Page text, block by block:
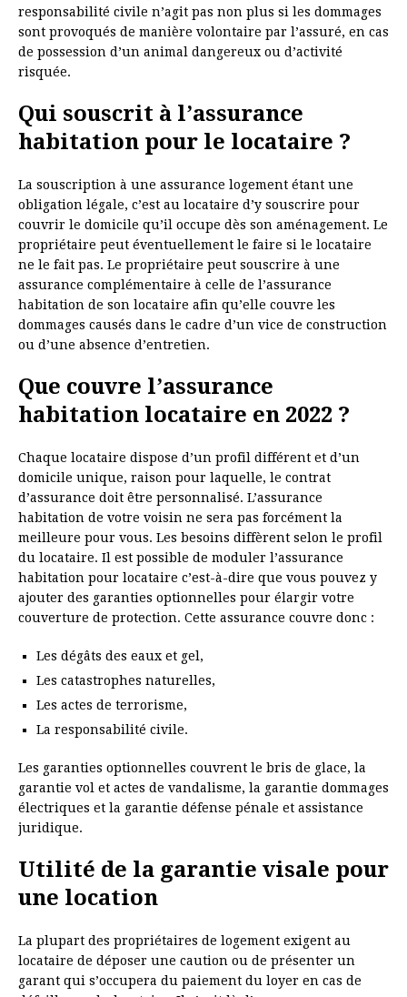
responsabilité civile n’agit pas non plus si les dommages
sont provoqués de manière volontaire par l’assuré, en cas
de possession d’un animal dangereux ou d’activité
risquée.
Qui souscrit à l’assurance
habitation pour le locataire ?
La souscription à une assurance logement étant une
obligation légale, c’est au locataire d’y souscrire pour
couvrir le domicile qu’il occupe dès son aménagement. Le
propriétaire peut éventuellement le faire si le locataire
ne le fait pas. Le propriétaire peut souscrire à une
assurance complémentaire à celle de l’assurance
habitation de son locataire afin qu’elle couvre les
dommages causés dans le cadre d’un vice de construction
ou d’une absence d’entretien.
Que couvre l’assurance
habitation locataire en 2022 ?
Chaque locataire dispose d’un profil différent et d’un
domicile unique, raison pour laquelle, le contrat
d’assurance doit être personnalisé. L’assurance
habitation de votre voisin ne sera pas forcément la
meilleure pour vous. Les besoins diffèrent selon le profil
du locataire. Il est possible de moduler l’assurance
habitation pour locataire c’est-à-dire que vous pouvez y
ajouter des garanties optionnelles pour élargir votre
couverture de protection. Cette assurance couvre donc :
Les dégâts des eaux et gel,
Les catastrophes naturelles,
Les actes de terrorisme,
La responsabilité civile.
Les garanties optionnelles couvrent le bris de glace, la
garantie vol et actes de vandalisme, la garantie dommages
électriques et la garantie défense pénale et assistance
juridique.
Utilité de la garantie visale pour
une location
La plupart des propriétaires de logement exigent au
locataire de déposer une caution ou de présenter un
garant qui s’occupera du paiement du loyer en cas de